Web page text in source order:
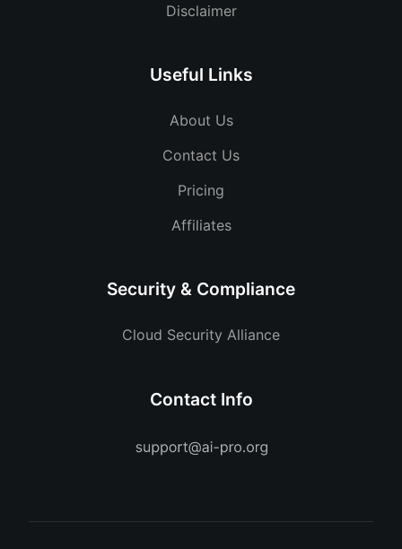
Disclaimer
Useful Links
About Us
Contact Us
Pricing
Affiliates
Security & Compliance
Cloud Security Alliance
Contact Info